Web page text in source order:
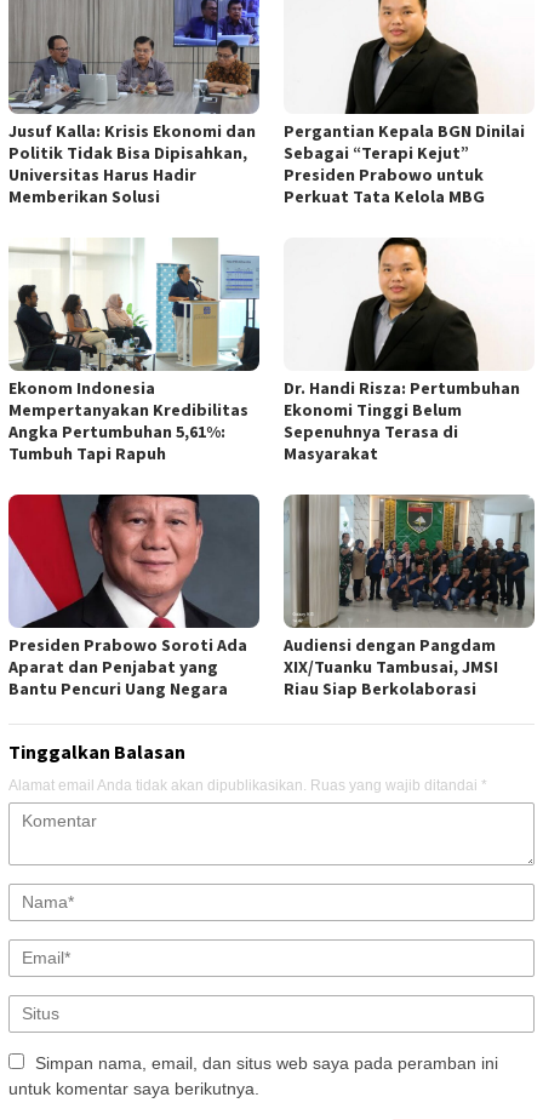
Jusuf Kalla: Krisis Ekonomi dan
Politik Tidak Bisa Dipisahkan,
Universitas Harus Hadir
Memberikan Solusi
Pergantian Kepala BGN Dinilai
Sebagai “Terapi Kejut”
Presiden Prabowo untuk
Perkuat Tata Kelola MBG
Ekonom Indonesia
Mempertanyakan Kredibilitas
Angka Pertumbuhan 5,61%:
Tumbuh Tapi Rapuh
Dr. Handi Risza: Pertumbuhan
Ekonomi Tinggi Belum
Sepenuhnya Terasa di
Masyarakat
Presiden Prabowo Soroti Ada
Aparat dan Penjabat yang
Bantu Pencuri Uang Negara
Audiensi dengan Pangdam
XIX/Tuanku Tambusai, JMSI
Riau Siap Berkolaborasi
Tinggalkan Balasan
Alamat email Anda tidak akan dipublikasikan. Ruas yang wajib ditandai *
Simpan nama, email, dan situs web saya pada peramban ini
untuk komentar saya berikutnya.